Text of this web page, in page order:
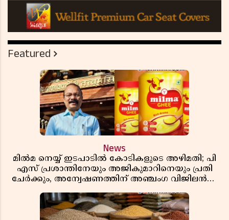
Featured
News
മിൽമ നെയ്യ് ഇടപാടിൽ കോടികളുടെ അഴിമതി; പി
എസ് പ്രശാന്തിനേയും അജികുമാറിനെയും പ്രതി
ചേർക്കും, അന്വേഷണത്തിന് അഞ്ചംഗ വിജിലൻസ്